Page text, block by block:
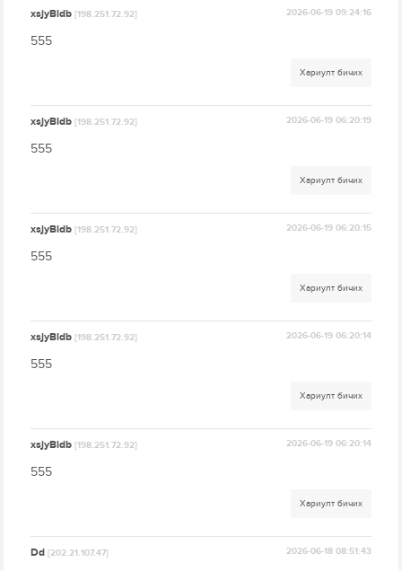
xsjyBldb[198.251.72.92] 2026-06-19 09:24:16
555
Хариулт бичих
xsjyBldb[198.251.72.92] 2026-06-19 06:20:19
555
Хариулт бичих
xsjyBldb[198.251.72.92] 2026-06-19 06:20:15
555
Хариулт бичих
xsjyBldb[198.251.72.92] 2026-06-19 06:20:14
555
Хариулт бичих
xsjyBldb[198.251.72.92] 2026-06-19 06:20:14
555
Хариулт бичих
Dd[202.21.107.47] 2026-06-18 08:51:43